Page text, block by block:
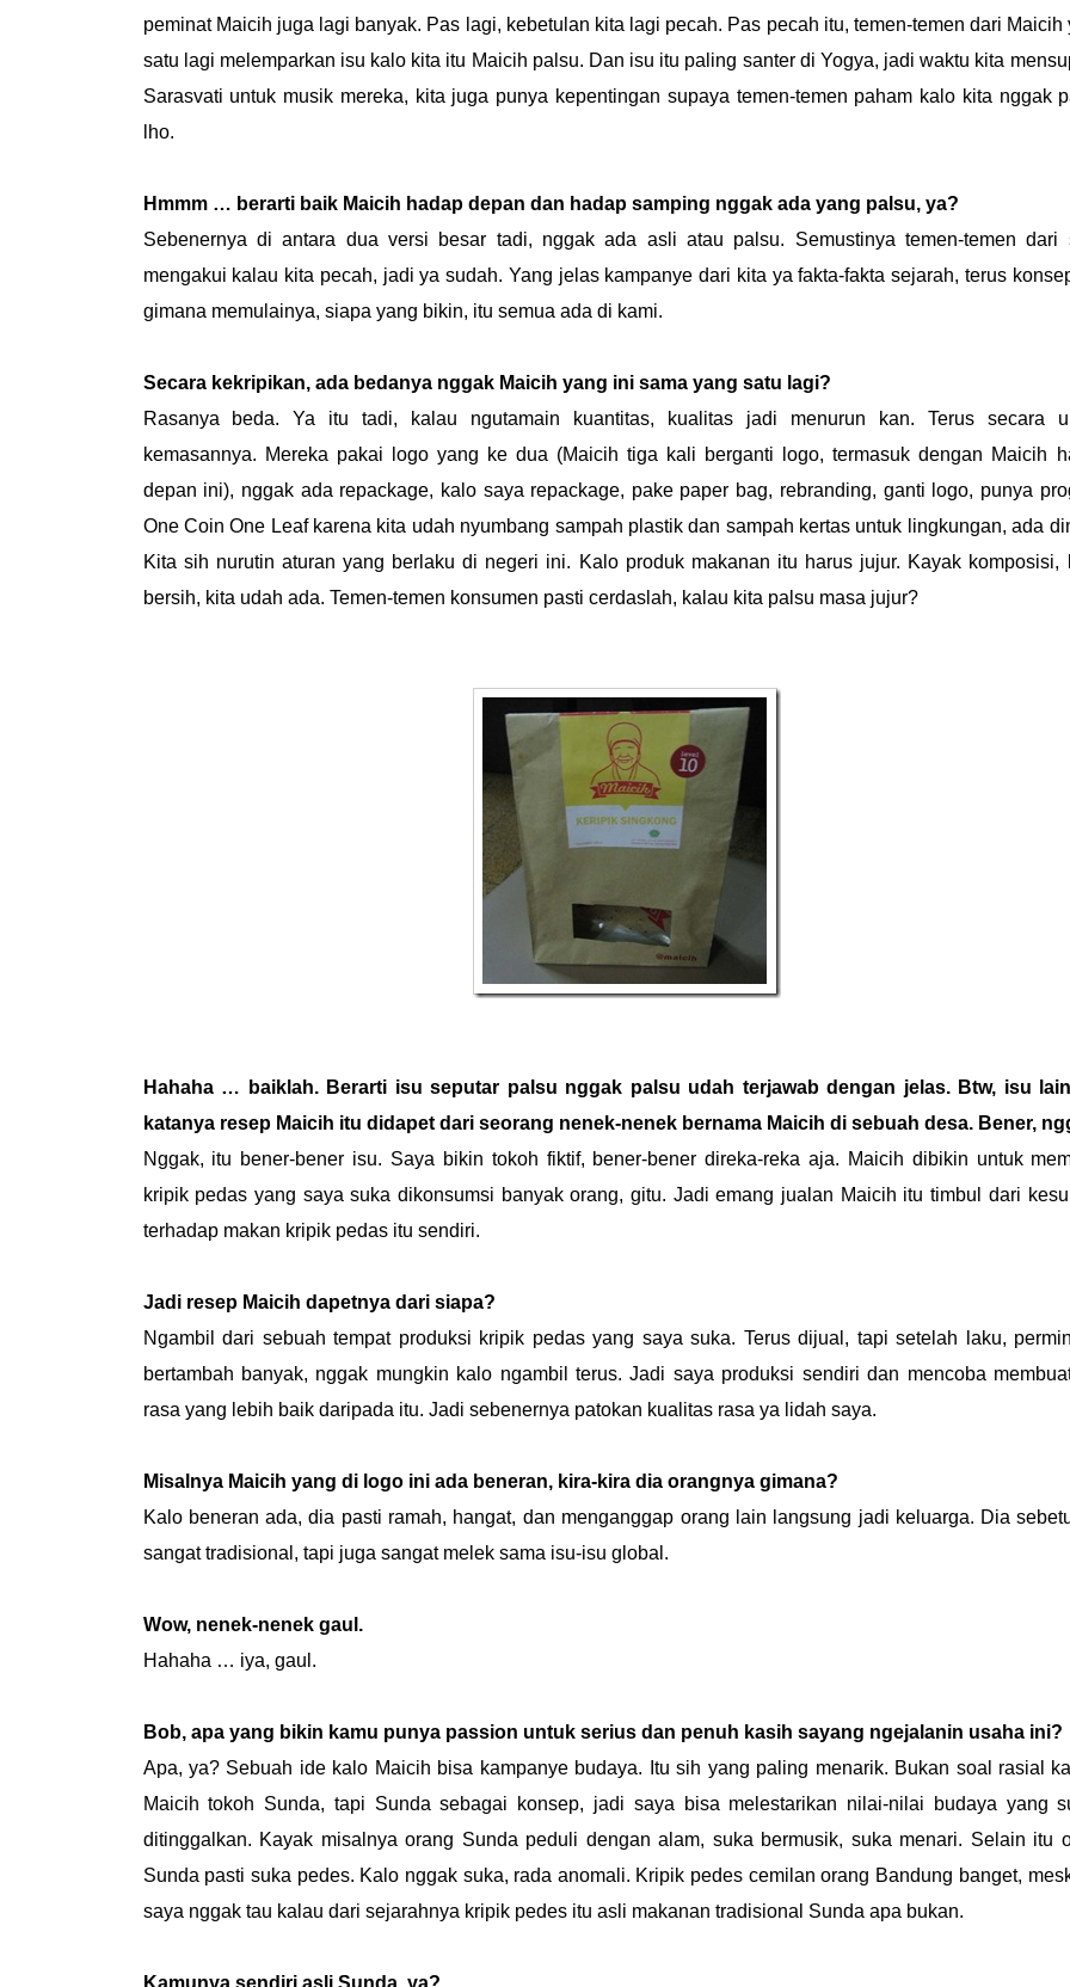
peminat Maicih juga lagi banyak. Pas lagi, kebetulan kita lagi pecah. Pas pecah itu, temen-temen dari Maicih
satu lagi melemparkan isu kalo kita itu Maicih palsu. Dan isu itu paling santer di Yogya, jadi waktu kita
Sarasvati untuk musik mereka, kita juga punya kepentingan supaya temen-temen paham kalo kita nggak
lho.
Hmmm … berarti baik Maicih hadap depan dan hadap samping nggak ada yang palsu, ya?
Sebenernya di antara dua versi besar tadi, nggak ada asli atau palsu. Semustinya temen-temen dari
mengakui kalau kita pecah, jadi ya sudah. Yang jelas kampanye dari kita ya fakta-fakta sejarah, terus
gimana memulainya, siapa yang bikin, itu semua ada di kami.
Secara kekripikan, ada bedanya nggak Maicih yang ini sama yang satu lagi?
Rasanya beda. Ya itu tadi, kalau ngutamain kuantitas, kualitas jadi menurun kan. Terus secara
kemasannya. Mereka pakai logo yang ke dua (Maicih tiga kali berganti logo, termasuk dengan Maicih
depan ini), nggak ada repackage, kalo saya repackage, pake paper bag, rebranding, ganti logo, punya
One Coin One Leaf karena kita udah nyumbang sampah plastik dan sampah kertas untuk lingkungan, ada
Kita sih nurutin aturan yang berlaku di negeri ini. Kalo produk makanan itu harus jujur. Kayak komposisi,
bersih, kita udah ada. Temen-temen konsumen pasti cerdaslah, kalau kita palsu masa jujur?
Hahaha … baiklah. Berarti isu seputar palsu nggak palsu udah terjawab dengan jelas. Btw, isu
katanya resep Maicih itu didapet dari seorang nenek-nenek bernama Maicih di sebuah desa. Bener,
Nggak, itu bener-bener isu. Saya bikin tokoh fiktif, bener-bener direka-reka aja. Maicih dibikin untuk
kripik pedas yang saya suka dikonsumsi banyak orang, gitu. Jadi emang jualan Maicih itu timbul dari
terhadap makan kripik pedas itu sendiri.
Jadi resep Maicih dapetnya dari siapa?
Ngambil dari sebuah tempat produksi kripik pedas yang saya suka. Terus dijual, tapi setelah laku,
bertambah banyak, nggak mungkin kalo ngambil terus. Jadi saya produksi sendiri dan mencoba
rasa yang lebih baik daripada itu. Jadi sebenernya patokan kualitas rasa ya lidah saya.
Misalnya Maicih yang di logo ini ada beneran, kira-kira dia orangnya gimana?
Kalo beneran ada, dia pasti ramah, hangat, dan menganggap orang lain langsung jadi keluarga. Dia
sangat tradisional, tapi juga sangat melek sama isu-isu global.
Wow, nenek-nenek gaul.
Hahaha … iya, gaul.
Bob, apa yang bikin kamu punya passion untuk serius dan penuh kasih sayang ngejalanin usaha ini?
Apa, ya? Sebuah ide kalo Maicih bisa kampanye budaya. Itu sih yang paling menarik. Bukan soal rasial
Maicih tokoh Sunda, tapi Sunda sebagai konsep, jadi saya bisa melestarikan nilai-nilai budaya yang
ditinggalkan. Kayak misalnya orang Sunda peduli dengan alam, suka bermusik, suka menari. Selain itu
Sunda pasti suka pedes. Kalo nggak suka, rada anomali. Kripik pedes cemilan orang Bandung banget,
saya nggak tau kalau dari sejarahnya kripik pedes itu asli makanan tradisional Sunda apa bukan.
Kamunya sendiri asli Sunda, ya?